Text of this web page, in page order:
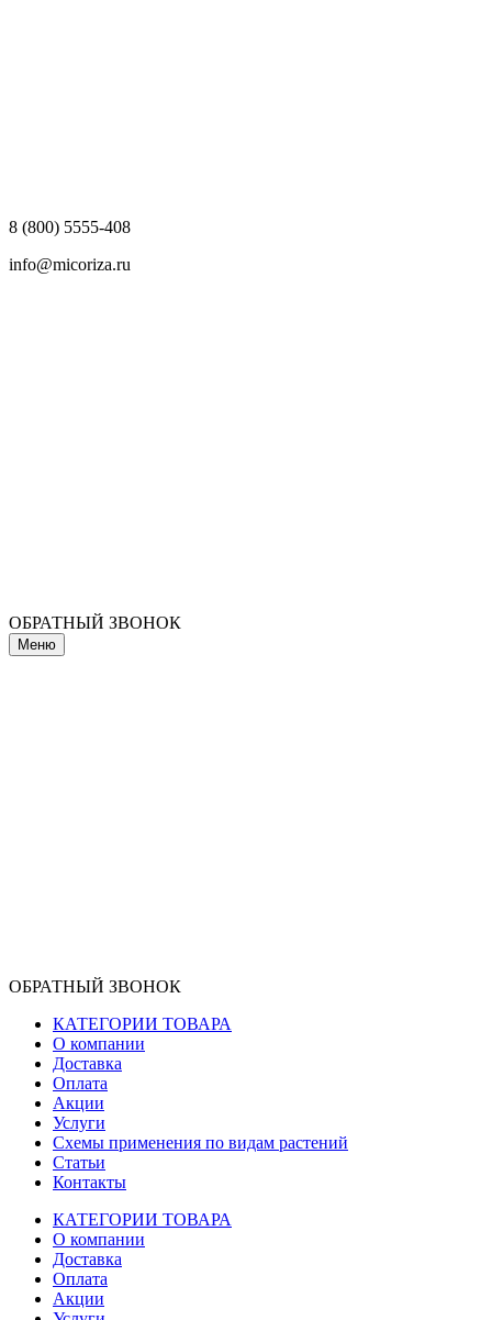
8 (800) 5555-408
info@micoriza.ru
ОБРАТНЫЙ ЗВОНОК
Меню
ОБРАТНЫЙ ЗВОНОК
КАТЕГОРИИ ТОВАРА
О компании
Доставка
Оплата
Акции
Услуги
Схемы применения по видам растений
Статьи
Контакты
КАТЕГОРИИ ТОВАРА
О компании
Доставка
Оплата
Акции